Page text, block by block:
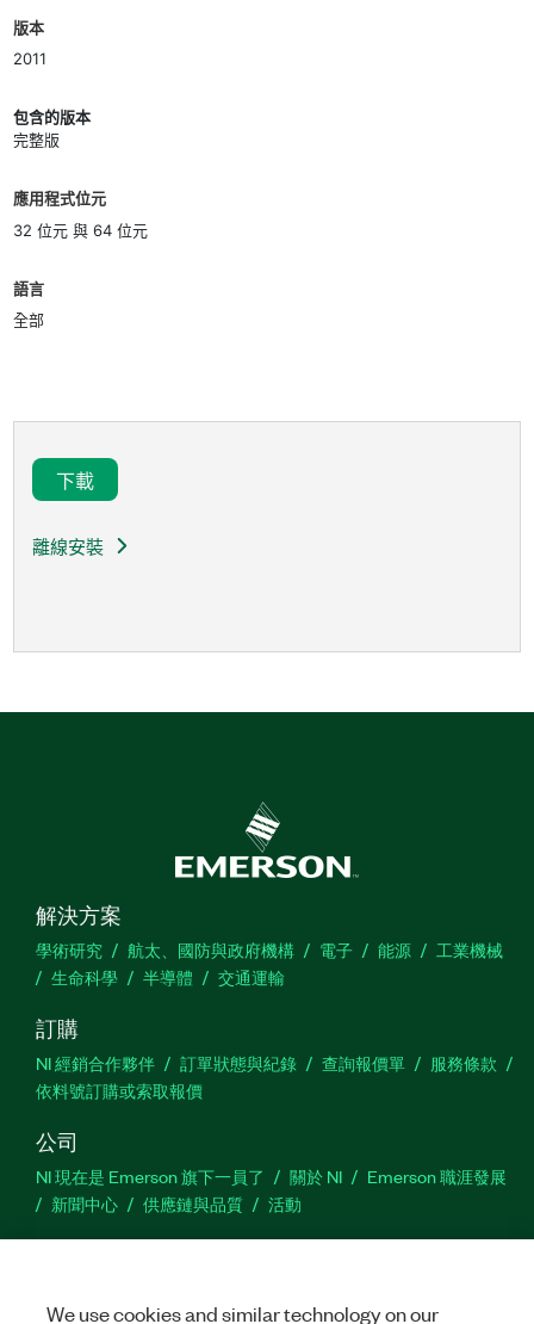
版本
2011
包含的版本
完整版
應用程式位元
32 位元 與 64 位元
語言
全部
下載
離線安裝
解決方案
學術研究 航太、國防與政府機構 電子 能源
工業機械
生命科學
半導體 交通運輸
訂購
NI 經銷合作夥伴 訂單狀態與紀錄 查詢報價單
服務條款
依料號訂購或索取報價
公司
NI 現在是 Emerson 旗下一員了 關於 NI
Emerson 職涯發展
新聞中心
供應鏈與品質 活動
站建議
We use cookies and similar technology on our